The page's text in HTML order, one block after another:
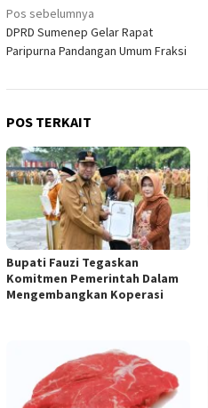
Navigasi
pos
Pos sebelumnya
DPRD Sumenep Gelar Rapat
Paripurna Pandangan Umum Fraksi
POS TERKAIT
Bupati Fauzi Tegaskan
Komitmen Pemerintah Dalam
Mengembangkan Koperasi